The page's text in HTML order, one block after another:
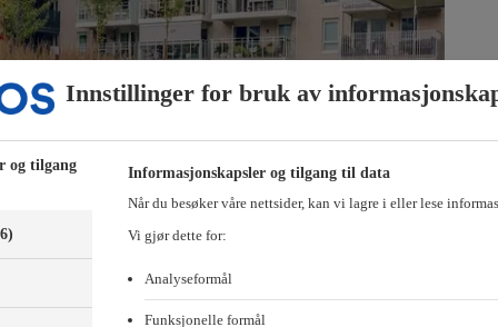
Innstillinger for bruk av
og tilgang
Informasjonskapsler og tilgang til data
Når du besøker våre nettsider, kan vi lagre i eller lese
Vi gjør dette for:
Analyseformål
Funksjonelle formål